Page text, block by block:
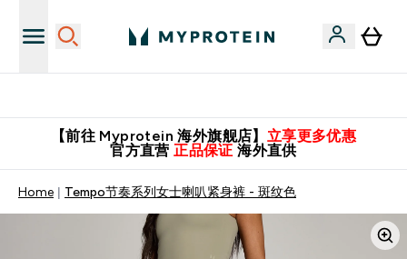
【前往 Myprotein 海外旗舰店】 立享更多优惠
官方直营 正品保证 海外直供
Home Tempo节奏系列女士喇叭紧身裤 - 斑纹色